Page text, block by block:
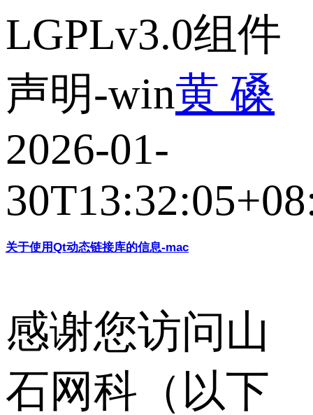
LGPLv3.0组件
声明-win黄 磉
2026-01-
关于使用Qt动态链接库的信息-mac
感谢您访问山
石网科（以下